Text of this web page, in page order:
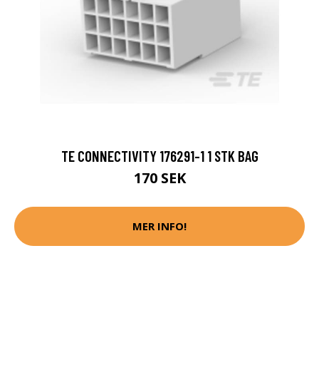
TE CONNECTIVITY 176291-1 1 STK BAG
170 SEK
MER INFO!